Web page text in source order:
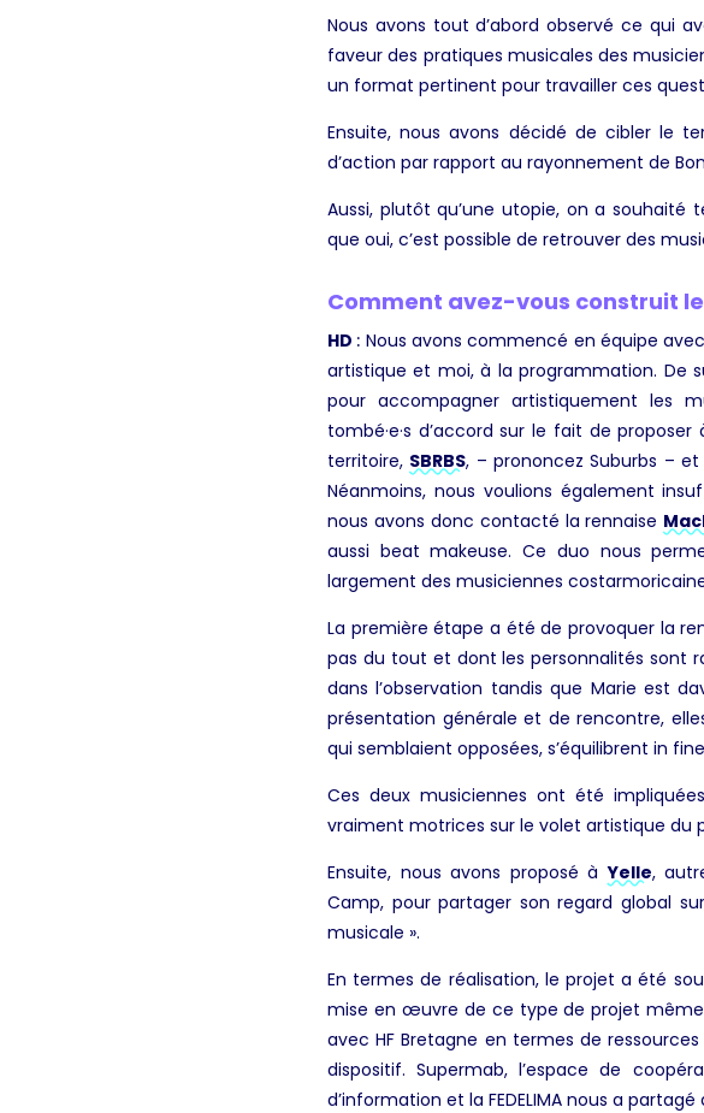
Nous avons tout d’abord observé ce qui
faveur des pratiques musicales des
un format pertinent pour travailler ces
Ensuite, nous avons décidé de cibler le
d’action par rapport au rayonnement de
Aussi, plutôt qu’une utopie, on a
que oui, c’est possible de retrouver des
Comment avez-vous construit
HD : Nous avons commencé en équipe
artistique et moi, à la programmation. De
pour accompagner artistiquement les
tombé·e·s d’accord sur le fait de
territoire, SBRBS, – prononcez Suburbs –
Néanmoins, nous voulions également
nous avons donc contacté la rennaise
aussi beat makeuse. Ce duo nous
largement des musiciennes
La première étape a été de provoquer la
pas du tout et dont les personnalités sont
dans l’observation tandis que Marie est
présentation générale et de rencontre,
qui semblaient opposées, s’équilibrent in
Ces deux musiciennes ont été
vraiment motrices sur le volet artistique du
Ensuite, nous avons proposé àYelle,
Camp, pour partager son regard global
musicale ».
En termes de réalisation, le projet a été
mise en œuvre de ce type de projet
avec HF Bretagne en termes de
dispositif. Supermab, l’espace de
d’information et la FEDELIMA nous a